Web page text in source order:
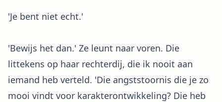
'Je bent niet echt.'
'Bewijs het dan.' Ze leunt naar voren. Die
littekens op haar rechterdij, die ik nooit aan
iemand heb verteld. 'Die angststoornis die je zo
mooi vindt voor karakterontwikkeling? Die heb